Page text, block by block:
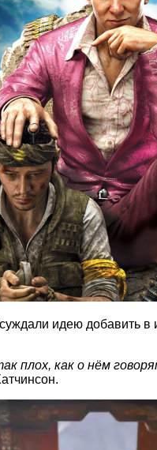
идею добавить
плох, как о нём